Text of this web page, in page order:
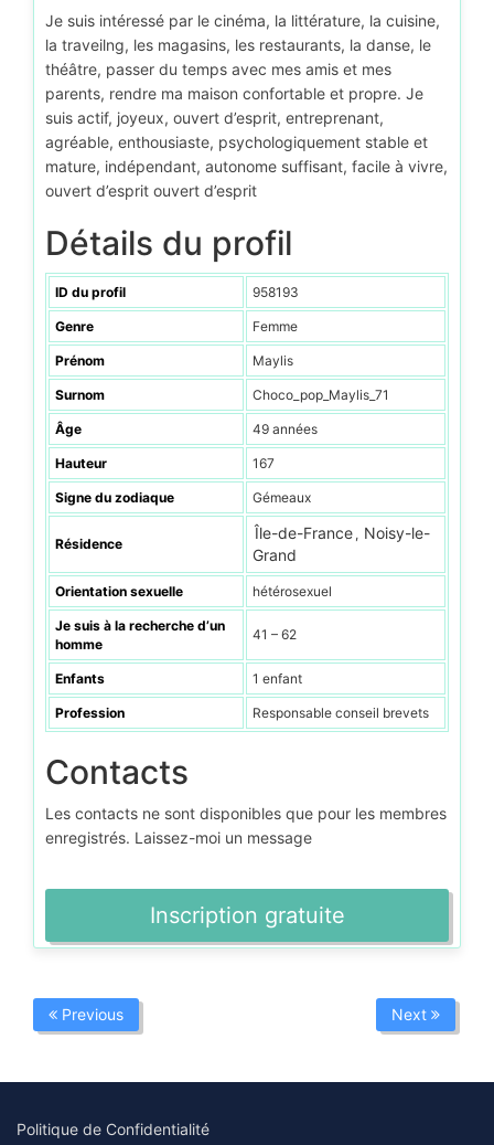
Je suis intéressé par le cinéma, la littérature, la cuisine,
la traveilng, les magasins, les restaurants, la danse, le
théâtre, passer du temps avec mes amis et mes
parents, rendre ma maison confortable et propre. Je
suis actif, joyeux, ouvert d’esprit, entreprenant,
agréable, enthousiaste, psychologiquement stable et
mature, indépendant, autonome suffisant, facile à vivre,
ouvert d’esprit ouvert d’esprit
Détails du profil
ID du profil 958193
Genre Femme
Prénom Maylis
Surnom Choco_pop_Maylis_71
Âge 49 années
Hauteur 167
Signe du zodiaque Gémeaux
Résidence
Île-de-France , Noisy-le-
Grand
Orientation sexuelle hétérosexuel
Je suis à la recherche d’un
homme
41 – 62
Enfants 1 enfant
Profession Responsable conseil brevets
Contacts
Les contacts ne sont disponibles que pour les membres
enregistrés. Laissez-moi un message
Inscription gratuite
Previous Next
Politique de Confidentialité